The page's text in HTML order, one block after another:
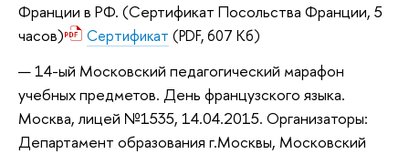
Франции в РФ. (Сертификат Посольства Франции, 5
часов)
Сертификат (PDF, 607 Кб)
14-ый Московский педагогический марафон
учебных предметов. День французского языка.
Москва, лицей №1535, 14.04.2015. Организаторы:
Департамент образования г.Москвы, Московский